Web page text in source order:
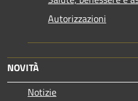
Autorizzazioni
NOVITÀ
Notizie